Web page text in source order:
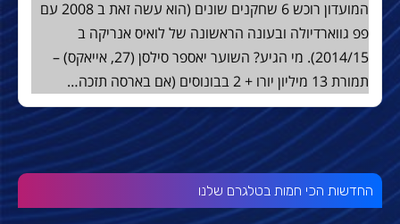
המועדון רוכש 6 שחקנים שונים (הוא עשה זאת ב 2008 עם
פפ גווארדיולה ובעונה הראשונה של לואיס אנריקה ב
2014/15). מי הגיע? השוער יאספר סילסן (27, אייאקס) –
תמורת 13 מיליון יורו + 2 בבונוסים (אם בארסה תזכה…
החדשות הכי חמות בטלגרם שלנו